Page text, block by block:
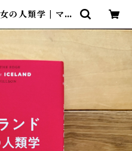
の人類学 | マー
漁村の本屋 ト